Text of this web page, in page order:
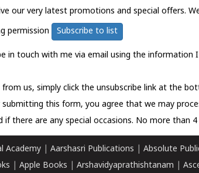
our very latest promotions and special offers.
permission Subscribe to list
in touch with me via email using the
us, simply click the unsubscribe link at the
submitting this form, you agree that we may
there are any special occasions. No more than
Academy Aarshasri Publications Absolute
Apple Books Arshavidyaprathishtanam